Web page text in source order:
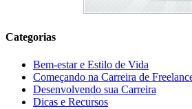
Categorias
Bem-estar e Estilo de Vida
Começando na Carreira de
Desenvolvendo sua Carreira
Dicas e Recursos